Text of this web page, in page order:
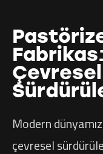
Çevresel
Modern
çevresel